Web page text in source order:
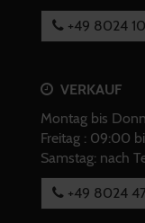
+49 8024
VERKAUF
Montag bis
Freitag : 09:00
Samstag: nach
+49 8024